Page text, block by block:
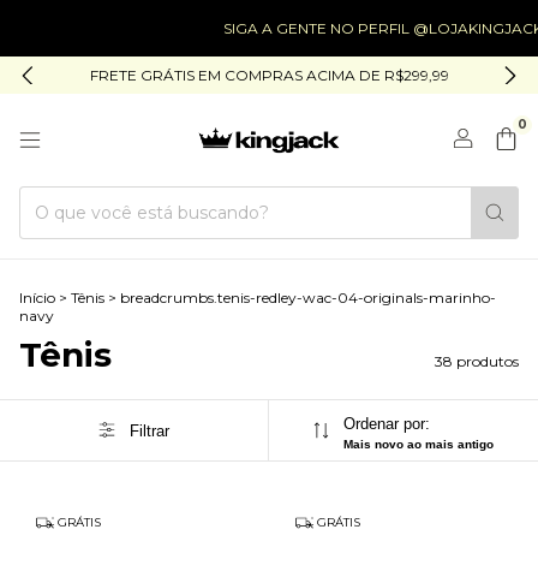
SIGA A GENTE NO PERFIL @LOJAKINGJACK
FRETE GRÁTIS EM COMPRAS ACIMA DE R$299,99
0
Início > Tênis > breadcrumbs.tenis-redley-wac-04-originals-marinho-
navy
Tênis 38 produtos
Filtrar Ordenar por:
Mais novo ao mais antigo
GRÁTIS GRÁTIS